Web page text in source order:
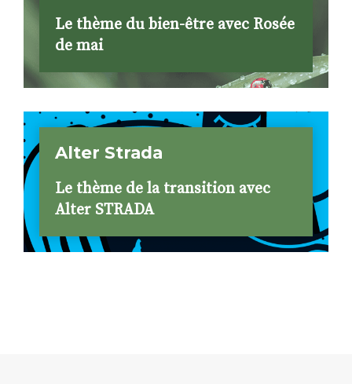
Le thème du bien-être avec Rosée
de mai
Alter Strada
Le thème de la transition avec
Alter STRADA